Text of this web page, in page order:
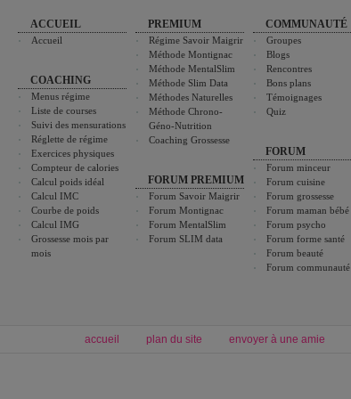
ACCUEIL
Accueil
COACHING
Menus régime
Liste de courses
Suivi des mensurations
Réglette de régime
Exercices physiques
Compteur de calories
Calcul poids idéal
Calcul IMC
Courbe de poids
Calcul IMG
Grossesse mois par
mois
PREMIUM
Régime Savoir Maigrir
Méthode Montignac
Méthode MentalSlim
Méthode Slim Data
Méthodes Naturelles
Méthode Chrono-
Géno-Nutrition
Coaching Grossesse
FORUM PREMIUM
Forum Savoir Maigrir
Forum Montignac
Forum MentalSlim
Forum SLIM data
COMMUNAUTÉ
Groupes
Blogs
Rencontres
Bons plans
Témoignages
Quiz
FORUM
Forum minceur
Forum cuisine
Forum grossesse
Forum maman bébé
Forum psycho
Forum forme santé
Forum beauté
Forum communauté
accueil plan du site envoyer à une amie